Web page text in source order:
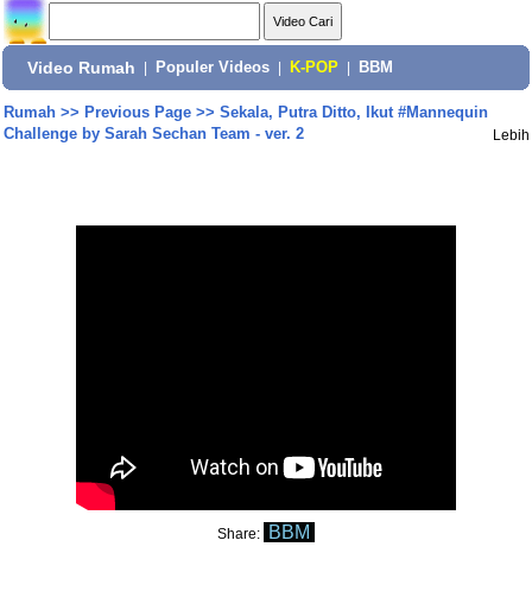
Video Rumah Populer Videos K-POP BBM
Rumah>> Previous Page>> Sekala, Putra Ditto, Ikut #Mannequin
Challenge by Sarah Sechan Team - ver. 2
Lebih
Share: BBM